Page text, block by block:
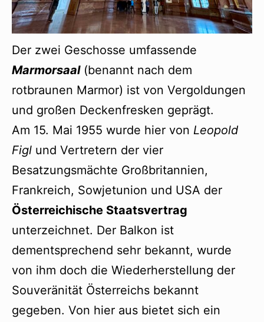
Der zwei Geschosse umfassende
Marmorsaal(benannt nach dem
rotbraunen Marmor) ist von Vergoldungen
und großen Deckenfresken geprägt.
Am 15. Mai 1955 wurde hier von Leopold
Figl und Vertretern der vier
Besatzungsmächte Großbritannien,
Frankreich, Sowjetunion und USA der
Österreichische Staatsvertrag
unterzeichnet. Der Balkon ist
dementsprechend sehr bekannt, wurde
von ihm doch die Wiederherstellung der
Souveränität Österreichs bekannt
gegeben. Von hier aus bietet sich ein